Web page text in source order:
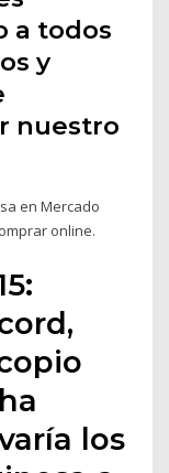
a todos
y
nuestro
en Mercado
online.
los